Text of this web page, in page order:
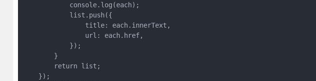
            console.log(each);
            list.push({
                title: each.innerText,
                url: each.href,
            });
        }
        return list;
    });